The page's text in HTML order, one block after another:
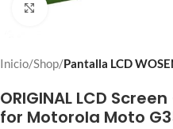
Click to enlarge
Inicio Shop Pantalla LCD
ORIGINAL LCD
for Motorola Moto